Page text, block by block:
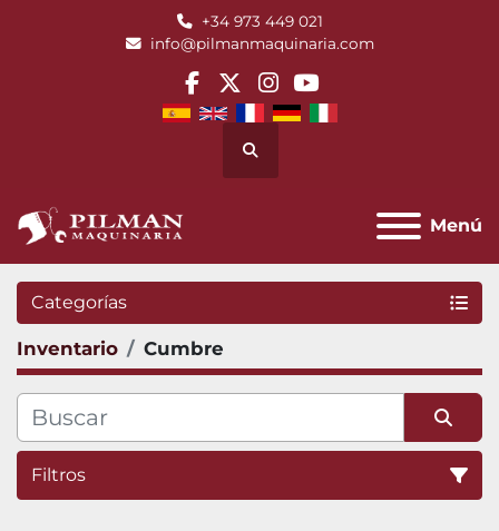
+34 973 449 021
info@pilmanmaquinaria.com
facebook
twitterinstagram
youtube
Buscar
Menú
Categorías
Inventario Cumbre
Filtros